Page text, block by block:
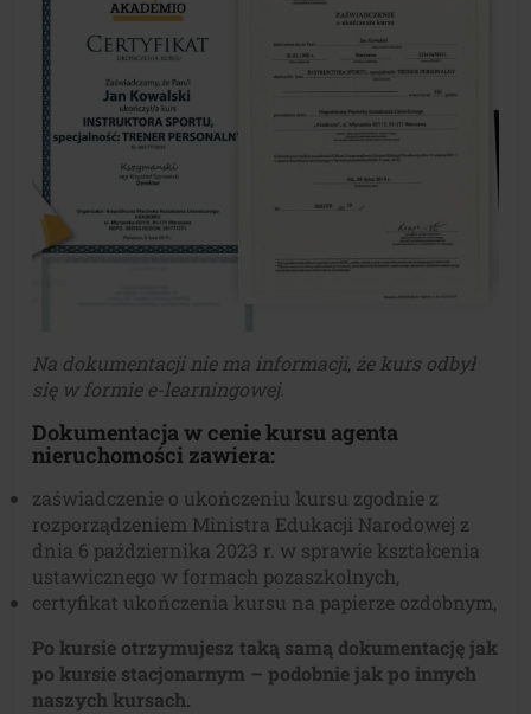
Na dokumentacji nie ma informacji, że kurs odbył
się w formie e-learningowej.
Dokumentacja w cenie kursu agenta
nieruchomości zawiera:
zaświadczenie o ukończeniu kursu zgodnie z
rozporządzeniem Ministra Edukacji Narodowej z
dnia 6 października 2023 r. w sprawie kształcenia
ustawicznego w formach pozaszkolnych,
certyfikat ukończenia kursu na papierze ozdobnym,
Po kursie otrzymujesz taką samą dokumentację jak
po kursie stacjonarnym – podobnie jak po innych
naszych kursach.